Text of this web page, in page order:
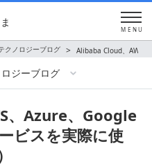
MENU
クノロジーブログ Alibaba Cloud、AWS
ジーブログ
、Azure、Google
ビスを実際に使